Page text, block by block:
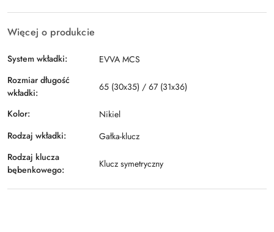
Więcej o produkcie
System wkładki:
EVVA MCS
Rozmiar długość
wkładki:
65 (30x35) / 67 (31x36)
Kolor:
Nikiel
Rodzaj wkładki:
Gałka-klucz
Rodzaj klucza
bębenkowego:
Klucz symetryczny